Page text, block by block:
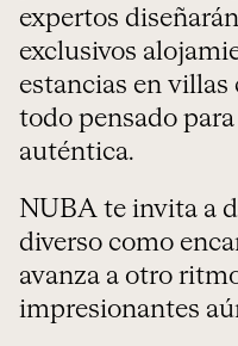
expertos
exclusivos
estancias en villas
todo pensado
auténtica.
NUBA te invita a
diverso como
avanza a otro
impresionantes